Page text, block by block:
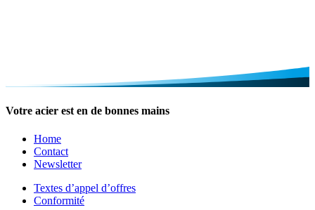
Votre acier est en de bonnes mains
Home
Contact
Newsletter
Textes d’appel d’offres
Conformité